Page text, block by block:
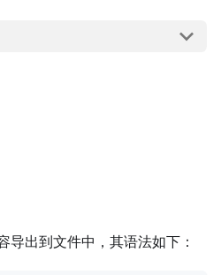
导出到文件中，其语法如下：